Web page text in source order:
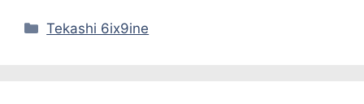
Categorías
Tekashi 6ix9ine